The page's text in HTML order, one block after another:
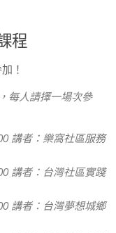
程
！
每人請擇一場次參
講者：樂窩社區服務
講者：台灣社區實踐
講者：台灣夢想城鄉